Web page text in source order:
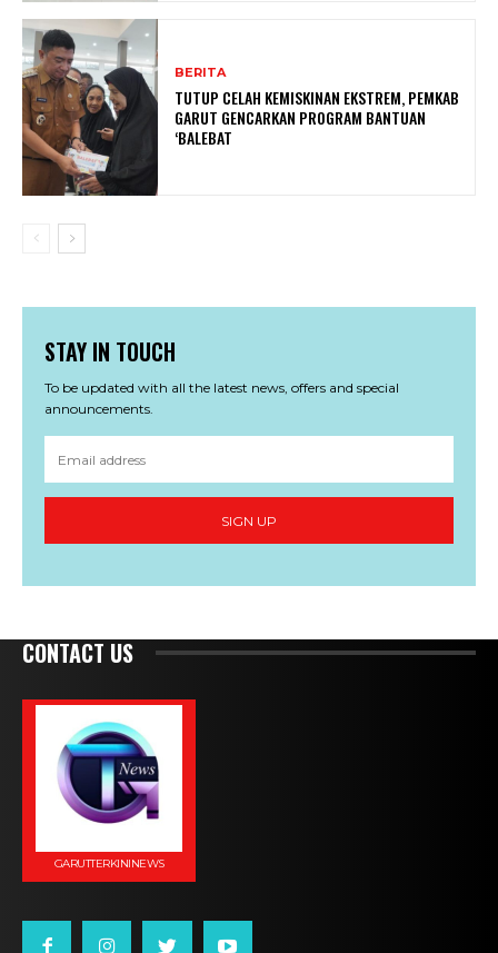
BERITA
TUTUP CELAH KEMISKINAN EKSTREM, PEMKAB
GARUT GENCARKAN PROGRAM BANTUAN
‘BALEBAT
STAY IN TOUCH
To be updated with all the latest news, offers and special
announcements.
SIGN UP
CONTACT US
GARUTTERKININEWS